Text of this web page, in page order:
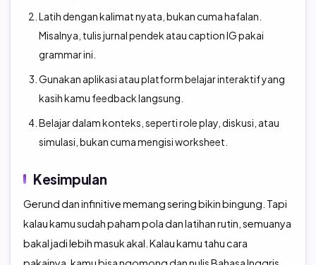
Latih dengan kalimat nyata, bukan cuma hafalan.
Misalnya, tulis jurnal pendek atau caption IG pakai
grammar ini.
Gunakan aplikasi atau platform belajar interaktif yang
kasih kamu feedback langsung.
Belajar dalam konteks, seperti role play, diskusi, atau
simulasi, bukan cuma mengisi worksheet.
Kesimpulan
Gerund dan infinitive memang sering bikin bingung. Tapi
kalau kamu sudah paham pola dan latihan rutin, semuanya
bakal jadi lebih masuk akal. Kalau kamu tahu cara